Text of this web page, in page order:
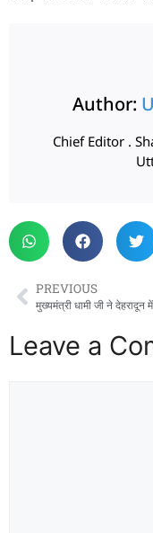
Author:
Chief Editor .
PREVIOUS
Leave a